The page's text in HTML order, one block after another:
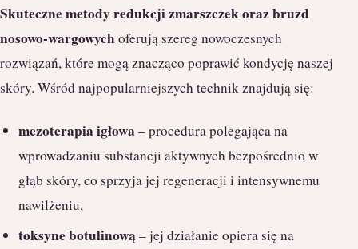
Skuteczne metody redukcji zmarszczek oraz bruzd
nosowo-wargowych oferują szereg nowoczesnych
rozwiązań, które mogą znacząco poprawić kondycję naszej
skóry. Wśród najpopularniejszych technik znajdują się:
mezoterapia igłowa – procedura polegająca na
wprowadzaniu substancji aktywnych bezpośrednio w
głąb skóry, co sprzyja jej regeneracji i intensywnemu
nawilżeniu,
toksyne botulinową – jej działanie opiera się na